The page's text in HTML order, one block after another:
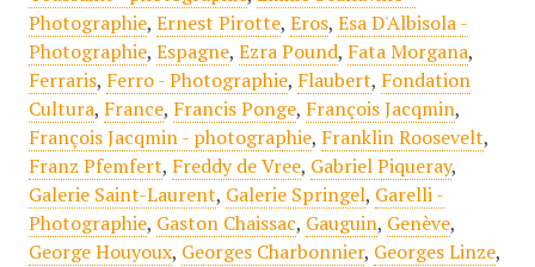
Photographie, Ernest Pirotte, Eros, Esa D'Albisola -
Photographie, Espagne, Ezra Pound, Fata Morgana,
Ferraris, Ferro - Photographie, Flaubert, Fondation
Cultura, France, Francis Ponge, François Jacqmin,
François Jacqmin - photographie, Franklin Roosevelt,
Franz Pfemfert, Freddy de Vree, Gabriel Piqueray,
Galerie Saint-Laurent, Galerie Springel, Garelli -
Photographie, Gaston Chaissac, Gauguin, Genève,
George Houyoux, Georges Charbonnier, Georges Linze,